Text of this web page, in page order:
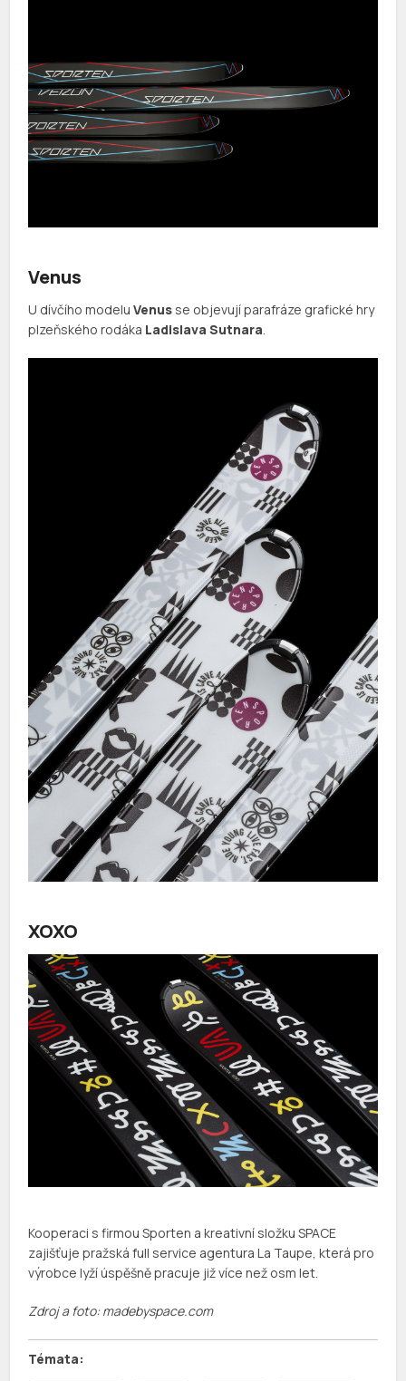
Venus
U dívčího modeluVenus se objevují parafráze grafické hry
plzeňského rodáka Ladislava Sutnara
XOXO
Kooperaci s firmou Sporten a kreativní složku SPACE
zajišťuje pražská full service agentura La Taupe, která pro
výrobce lyží úspěšně pracuje již více než osm let.
Zdroj a foto: madebyspace.com